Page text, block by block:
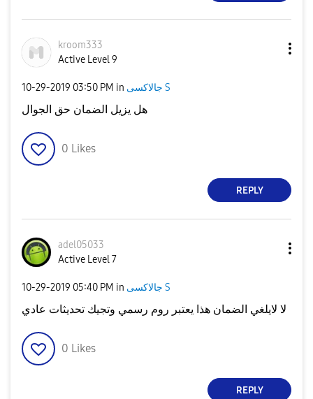
kroom333
Active Level 9
‎10-29-2019 03:50 PM in جالاكسى S
هل يزيل الضمان حق الجوال
0 Likes
REPLY
adel05033
Active Level 7
‎10-29-2019 05:40 PM in جالاكسى S
لا لايلغي الضمان هذا يعتبر روم رسمي وتجيك تحديثات عادي
0 Likes
REPLY